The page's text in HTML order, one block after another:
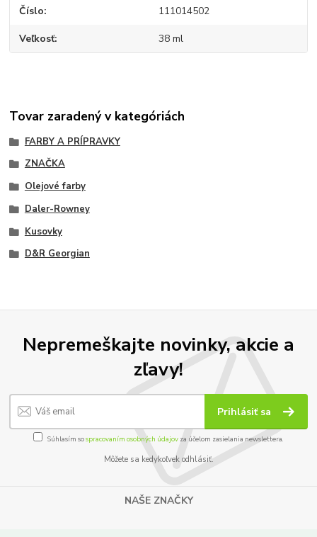
Číslo 111014502
Veľkosť 38 ml
Tovar zaradený v kategóriách
FARBY A PRÍPRAVKY
ZNAČKA
Olejové farby
Daler-Rowney
Kusovky
D&R Georgian
Nepremeškajte novinky, akcie a
zľavy!
Prihlásiť sa
Súhlasím sospracovaním osobných údajov za účelom zasielania newslettera.
Môžete sa kedykoľvek odhlásiť.
NAŠE ZNAČKY